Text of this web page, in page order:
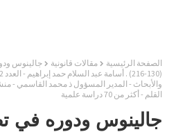
الصفحة الرئيسية مقالات قانونية
جالينوس
والأبحاث - المدير المسؤول ذ محمد القاسمي -
القلم - أكثر من 70 دراسة علمية
جالينوس ودوره في